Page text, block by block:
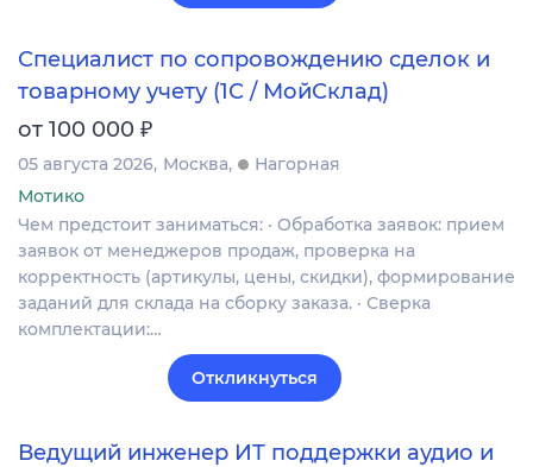
Специалист по сопровождению сделок и
товарному учету (1С / МойСклад)
от 100 000 ₽
05 августа 2026 Москва
Нагорная
Мотико
Чем предстоит заниматься: · Обработка заявок: прием
заявок от менеджеров продаж, проверка на
корректность (артикулы, цены, скидки), формирование
заданий для склада на сборку заказа. · Сверка
комплектации:…
Откликнуться
Ведущий инженер ИТ поддержки аудио и